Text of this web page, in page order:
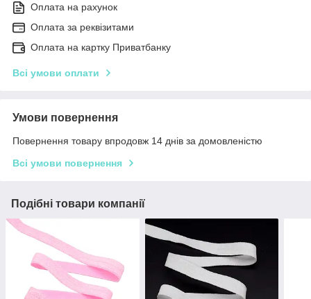
Оплата на рахунок
Оплата за реквізитами
Оплата на картку Приватбанку
Всі умови оплати
Умови повернення
Повернення товару впродовж 14 днів за домовленістю
Всі умови повернення
Подібні товари компанії